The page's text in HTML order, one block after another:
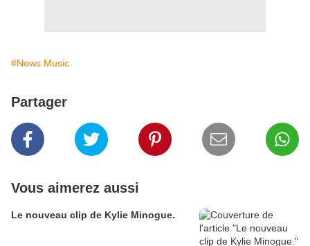
#News Music
Partager
Vous aimerez aussi
Le nouveau clip de Kylie Minogue.